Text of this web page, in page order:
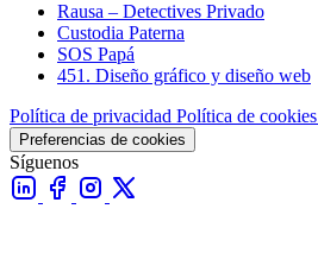
Rausa – Detectives Privado
Custodia Paterna
SOS Papá
451. Diseño gráfico y diseño web
Política de privacidad Política de cookies
Preferencias de cookies
Síguenos